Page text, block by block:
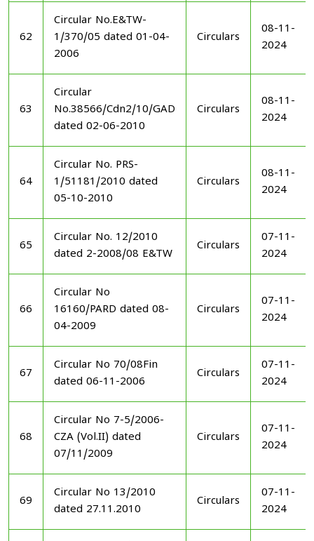
62
Circular No.E&TW-
1/370/05 dated 01-04-
2006
Circulars
08-11-
2024
63
Circular
No.38566/Cdn2/10/GAD
dated 02-06-2010
Circulars
08-11-
2024
64
Circular No. PRS-
1/51181/2010 dated
05-10-2010
Circulars
08-11-
2024
65
Circular No. 12/2010
dated 2-2008/08 E&TW
Circulars
07-11-
2024
66
Circular No
16160/PARD dated 08-
04-2009
Circulars
07-11-
2024
67
Circular No 70/08Fin
dated 06-11-2006
Circulars
07-11-
2024
68
Circular No 7-5/2006-
CZA (Vol.II) dated
07/11/2009
Circulars
07-11-
2024
69
Circular No 13/2010
dated 27.11.2010
Circulars
07-11-
2024